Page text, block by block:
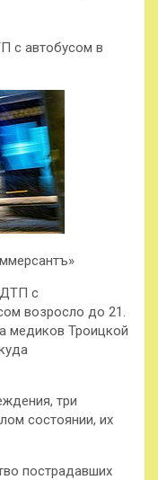
с автобусом в
ДТП с
возросло до 21.
медиков Троицкой
три
состоянии, их
пострадавших